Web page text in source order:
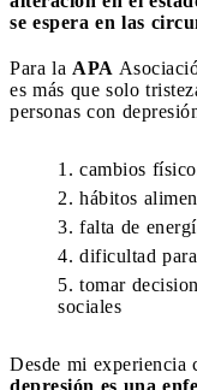
se espera en las
Para la APA
es más que solo
personas con
cambios
hábitos
falta de
dificultad
tomar
sociales
Desde mi experiencia
depresión es una